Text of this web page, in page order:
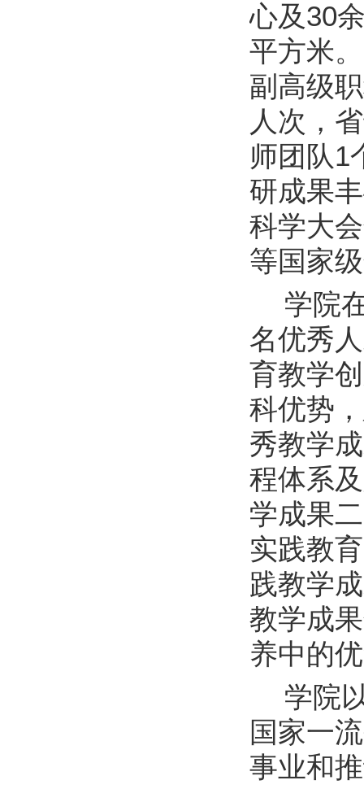
心及30
平方米
副高级
人次，
师团队1
研成果
科学大
等国家
学院
名优秀
育教学
科优势
秀教学
程体系
学成果
实践教
践教学
教学成
养中的
学院
国家一
事业和